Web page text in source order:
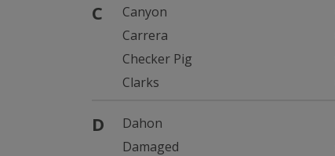
C
Canyon
Carrera
Checker Pig
Clarks
D
Dahon
Damaged